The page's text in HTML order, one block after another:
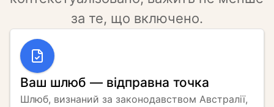
за те, що включено.
Ваш шлюб — відправна точка
Шлюб, визнаний за законодавством Австралії,